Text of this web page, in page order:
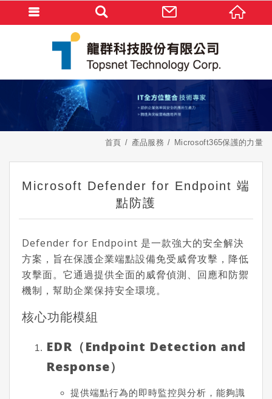
首頁 產品服務 Microsoft365保護的力量
Microsoft Defender for Endpoint 端
點防護
Defender for Endpoint 是一款強大的安全解決
方案，旨在保護企業端點設備免受威脅攻擊，降低
攻擊面。它通過提供全面的威脅偵測、回應和防禦
機制，幫助企業保持安全環境。
核心功能模組
EDR（Endpoint Detection and
Response）
提供端點行為的即時監控與分析，能夠識